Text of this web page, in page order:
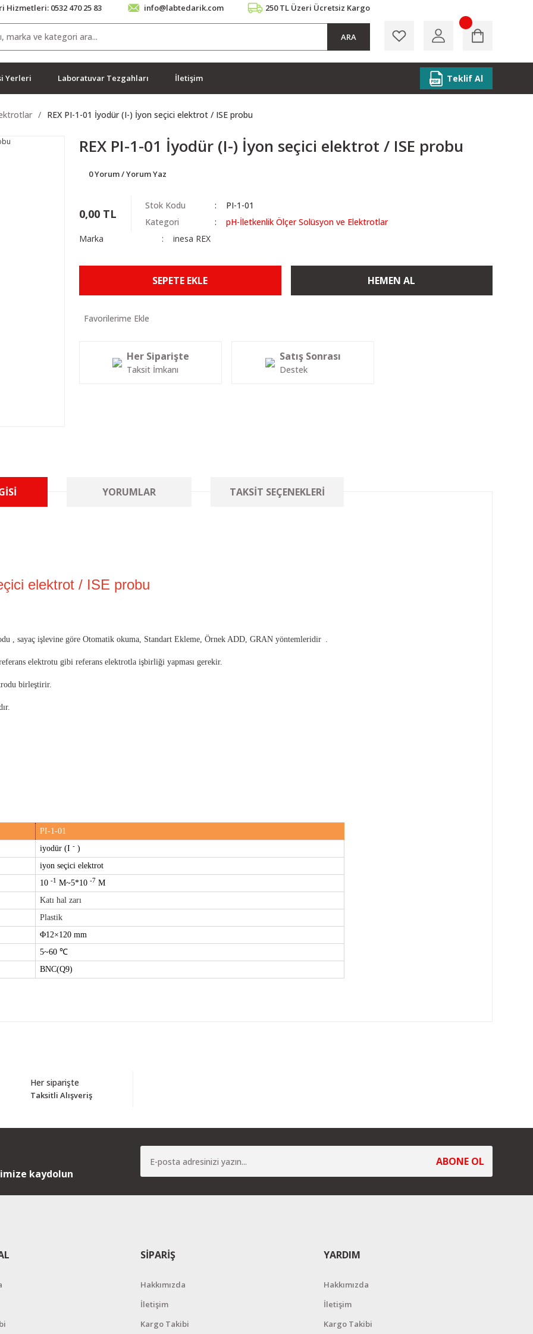
Hizmetleri: 0532 470 25 83 info@labtedarik.com 250 TL Üzeri Ücretsiz Kargo
ARA
Yerleri Laboratuvar Tezgahları İletişim Teklif Al
REX PI-1-01 İyodür (I-) İyon seçici elektrot / ISE probu
REX PI-1-01 İyodür (I-) İyon seçici elektrot / ISE probu
0 Yorum / Yorum Yaz
0,00 TL
Stok Kodu
PI-1-01
Kategori
pH-İletkenlik Ölçer Solüsyon ve Elektrotlar
Marka
inesa REX
SEPETE EKLE HEMEN AL
Her Siparişte
Taksit İmkanı
Satış Sonrası
Destek
YORUMLAR TAKSIT SEÇENEKLERI
elektrot / ISE probu
, sayaç işlevine göre Otomatik okuma, Standart Ekleme, Örnek ADD, GRAN yöntemleridir .
elektrotu gibi referans elektrotla işbirliği yapması gerekir.
birleştirir.
PI-1-01
iyodür (I - )
iyon seçici elektrot
10 -1 M~5*10 -7 M
Katı hal zarı
Plastik
Φ12×120 mm
5~60 ℃
BNC(Q9)
Her siparişte
Taksitli Alışveriş
kaydolun
ABONE OL
SİPARİŞ
Hakkımızda
İletişim
Kargo Takibi
YARDIM
Hakkımızda
İletişim
Kargo Takibi